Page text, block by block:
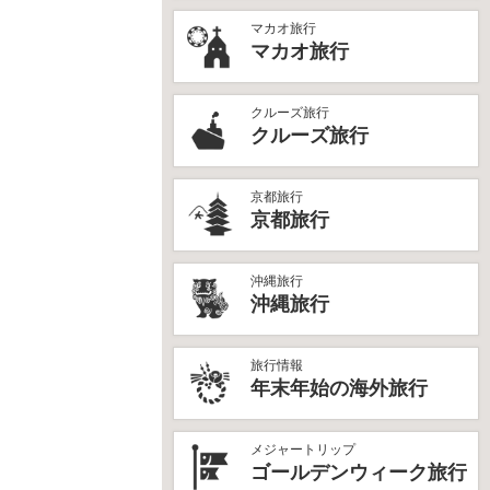
マカオ旅行
マカオ旅行
クルーズ旅行
クルーズ旅行
京都旅行
京都旅行
沖縄旅行
沖縄旅行
旅行情報
年末年始の海外旅行
メジャートリップ
ゴールデンウィーク旅行